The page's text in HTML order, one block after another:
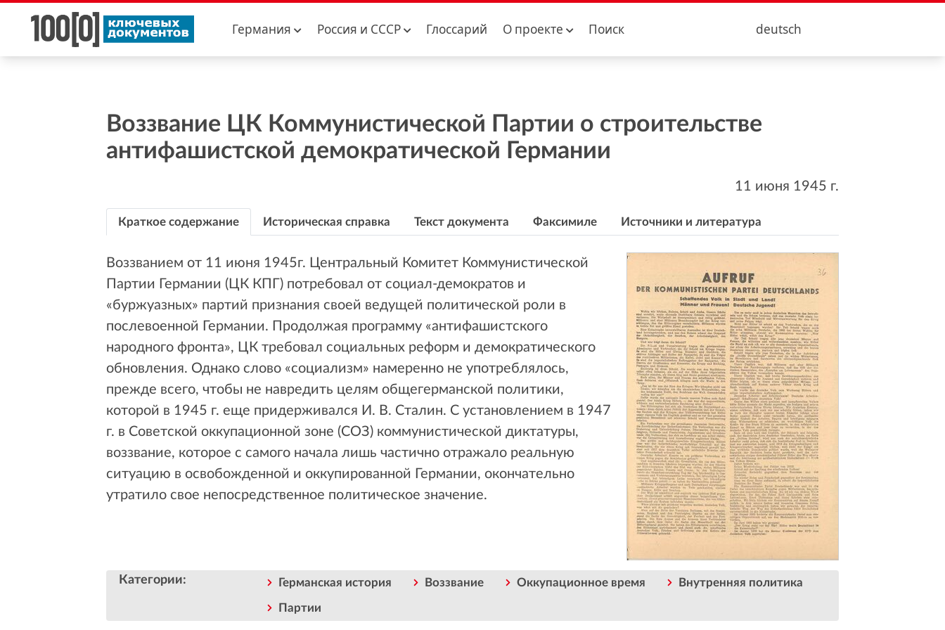
Германия Россия и CCCР Глоссарий О проекте Поиск deutsch
Воззвание ЦК Коммунистической Партии о строительстве
антифашистской демократической Германии
11 июня 1945 г.
Краткое содержание Историческая справка Текст документа Факсимиле Источники и литература
Воззванием от 11 июня 1945г. Центральный Комитет Коммунистической
Партии Германии (ЦК КПГ) потребовал от социал-демократов и
«буржуазных» партий признания своей ведущей политической роли в
послевоенной Германии. Продолжая программу «антифашистского
народного фронта», ЦК требовал социальных реформ и демократического
обновления. Однако слово «социализм» намеренно не употреблялось,
прежде всего, чтобы не навредить целям общегерманской политики,
которой в 1945 г. еще придерживался И. В. Сталин. С установлением в 1947
г. в Советской оккупационной зоне (СОЗ) коммунистической диктатуры,
воззвание, которое с самого начала лишь частично отражало реальную
ситуацию в освобожденной и оккупированной Германии, окончательно
утратило свое непосредственное политическое значение.
Категории: Германская история Воззвание Оккупационное время Внутренняя политика
Партии